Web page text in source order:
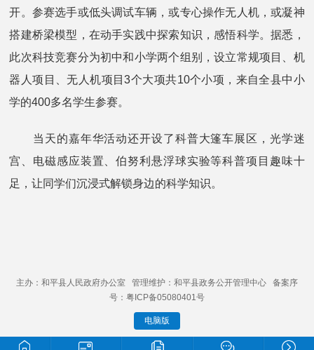
开。参赛选手或低头调试车辆，或专心操作无人机，或凝神
搭建桥梁模型，在动手实践中探索知识，感悟科学。据悉，
此次科技竞赛分为初中和小学两个组别，设立常规项目、机
器人项目、无人机项目3个大项共10个小项，来自全县中小
学的400多名学生参赛。
当天的嘉年华活动还开设了科普大篷车展区，光学迷
宫、电磁感应装置、伯努利悬浮球实验等科普项目趣味十
足，让同学们沉浸式解锁身边的科学知识。
主办：和平县人民政府办公室 管理维护：和平县政务公开管理中心 备案序
号：粤ICP备05080401号
电脑版